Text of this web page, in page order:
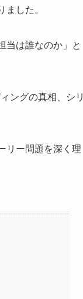
した。
当は誰なのか」と
ングの真相、シリ
リー問題を深く理